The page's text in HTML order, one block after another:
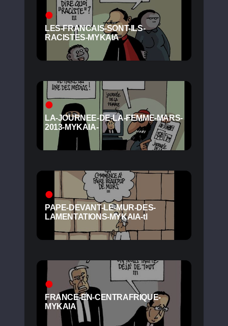
LES-FRANCAIS-SONT-ILS-
RACISTES-MYKAIA
LA-JOURNEE-DE-LA-FEMME-MARS-
2013-MYKAIA-
PAPE-DEVANT-LE-MUR-DES-
LAMENTATIONS-MYKAIA-tl
FRANCE-EN-CENTRAFRIQUE-
MYKAIA